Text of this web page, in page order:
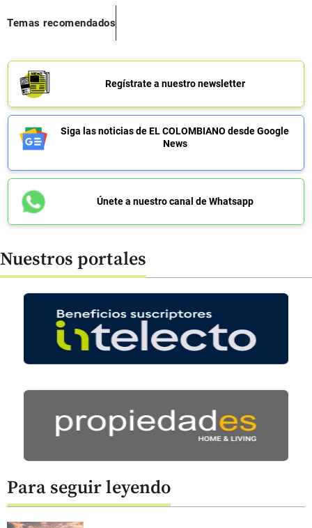
Temas recomendados
Regístrate a nuestro newsletter
Siga las noticias de EL COLOMBIANO desde Google
News
Únete a nuestro canal de Whatsapp
Nuestros portales
Para seguir leyendo